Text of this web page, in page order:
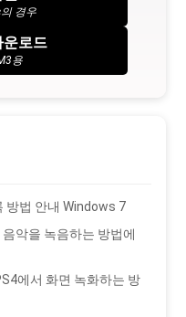
경우
운로드
용
방법 안내 Windows 7
악을 녹음하는 방법에
에서 화면 녹화하는 방